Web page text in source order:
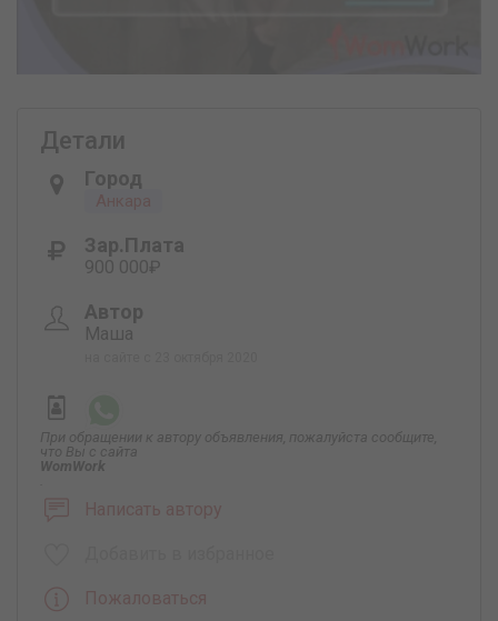
Детали
Город
Анкара
Зар.плата
900 000₽
Автор
Маша
При обращении к автору объявления, пожалуйста сообщите,
что Вы с сайта
WomWork
Написать автору
Пожаловаться